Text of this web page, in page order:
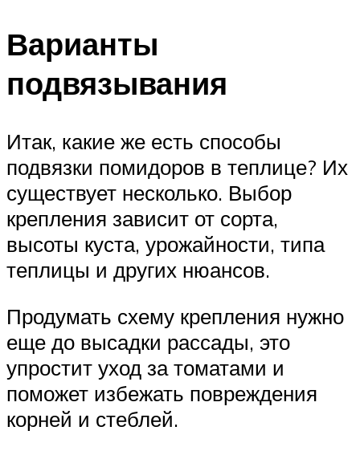
Варианты
подвязывания
Итак, какие же есть способы
подвязки помидоров в теплице? Их
существует несколько. Выбор
крепления зависит от сорта,
высоты куста, урожайности, типа
теплицы и других нюансов.
Продумать схему крепления нужно
еще до высадки рассады, это
упростит уход за томатами и
поможет избежать повреждения
корней и стеблей.